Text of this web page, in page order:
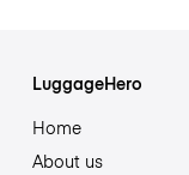
LuggageHero
Home
About us